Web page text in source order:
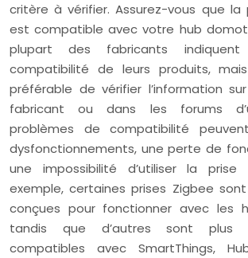
critère à vérifier. Assurez-vous que la
est compatible avec votre hub
plupart des fabricants
compatibilité de leurs produits,
préférable de vérifier l’information
fabricant ou dans les forums
problèmes de compatibilité
dysfonctionnements, une perte de
une impossibilité d’utiliser la prise
exemple, certaines prises Zigbee
conçues pour fonctionner avec les
tandis que d’autres sont plus
compatibles avec SmartThings,